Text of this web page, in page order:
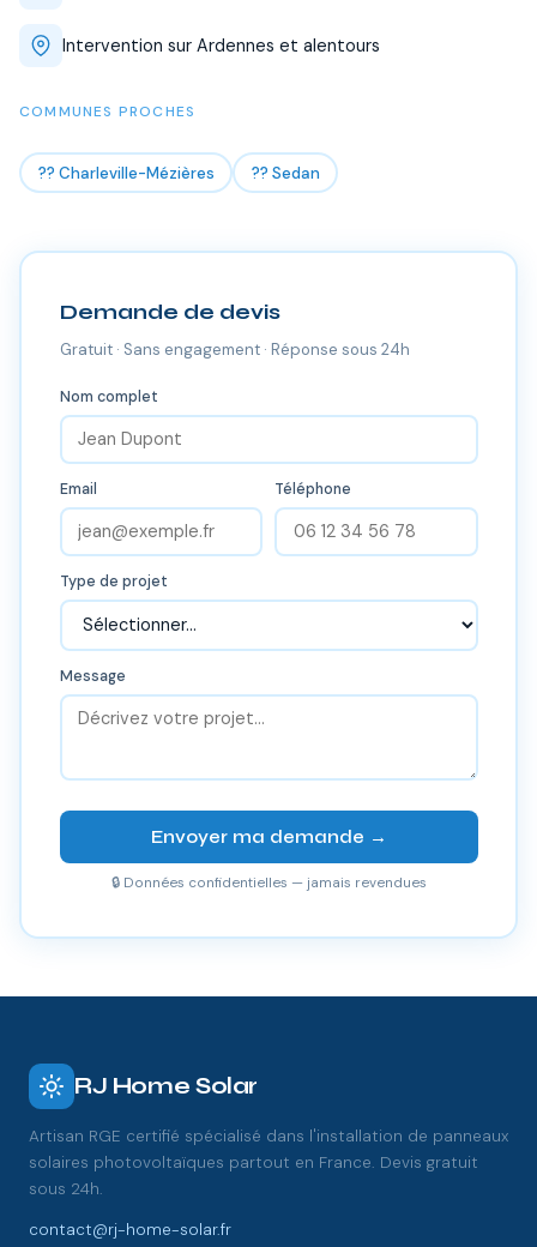
Intervention sur Ardennes et alentours
COMMUNES PROCHES
?? Charleville-Mézières ?? Sedan
Demande de devis
Gratuit · Sans engagement · Réponse sous 24h
Nom complet
Email Téléphone
Type de projet
Message
Envoyer ma demande →
🔒 Données confidentielles — jamais revendues
RJ Home Solar
Artisan RGE certifié spécialisé dans l'installation de panneaux
solaires photovoltaïques partout en France. Devis gratuit
sous 24h.
contact@rj-home-solar.fr